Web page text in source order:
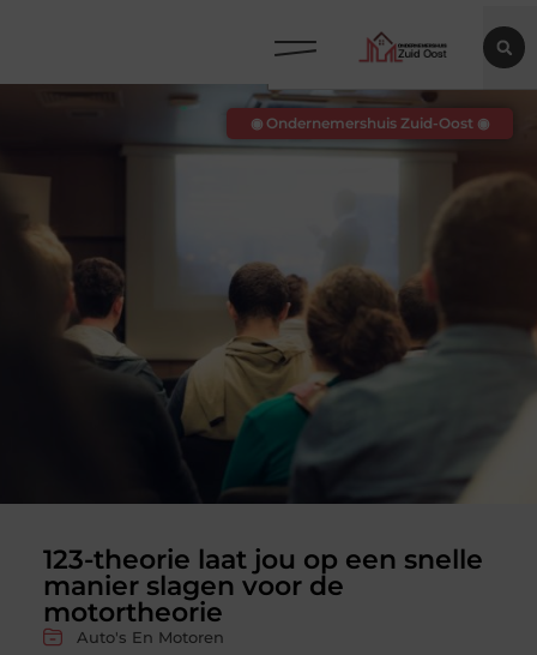
123-theorie laat jou op een snelle
manier slagen voor de
motortheorie
Auto's En Motoren
◉ Ondernemershuis Zuid-Oost ◉